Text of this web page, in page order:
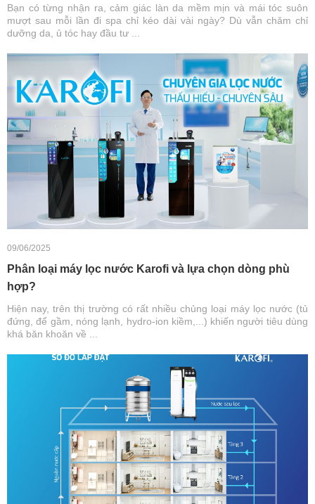
Bạn có từng nhận ra, cảm giác làn da mềm mịn và mái tóc suôn
mượt sau mỗi lần đi spa chỉ kéo dài vài ngày? Dù vẫn chăm chỉ
dưỡng da, ủ tóc hay đầu tư ...
09/06/2025
Phân loại máy lọc nước Karofi và lựa chọn dòng phù
hợp?
Hiện nay, trên thị trường có rất nhiều chủng loại máy lọc nước (tủ
đứng, để gầm, nóng lạnh, hydro-ion kiềm,...) khiến người tiêu dùng
khá băn khoăn về ...